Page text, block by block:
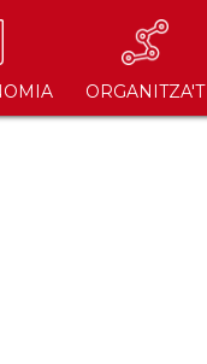
ORGANITZA'T